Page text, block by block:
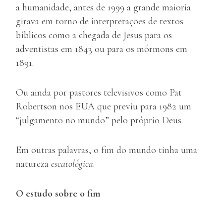
a humanidade, antes de 1999 a grande maioria
girava em torno de interpretações de textos
bíblicos como a chegada de Jesus para os
adventistas em 1843 ou para os mórmons em
1891.
Ou ainda por pastores televisivos como Pat
Robertson nos EUA que previu para 1982 um
“julgamento no mundo” pelo próprio Deus.
Em outras palavras, o fim do mundo tinha uma
natureza escatológica.
O estudo sobre o fim